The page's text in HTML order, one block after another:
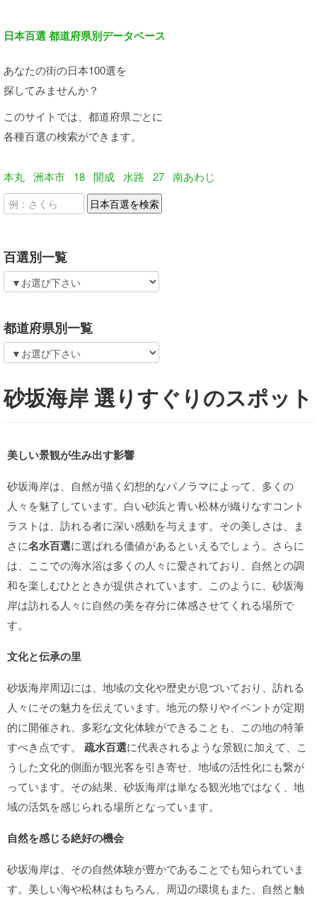
日本百選 都道府県別データベース
あなたの街の日本100選を
探してみませんか？
このサイトでは、都道府県ごとに
各種百選の検索ができます。
本丸 洲本市 18 開成 水路 27 南あわじ
百選別一覧
都道府県別一覧
砂坂海岸 選りすぐりのスポット
美しい景観が生み出す影響
砂坂海岸は、自然が描く幻想的なパノラマによって、多くの
人々を魅了しています。白い砂浜と青い松林が織りなすコント
ラストは、訪れる者に深い感動を与えます。その美しさは、ま
さに名水百選に選ばれる価値があるといえるでしょう。さらに
は、ここでの海水浴は多くの人々に愛されており、自然との調
和を楽しむひとときが提供されています。このように、砂坂海
岸は訪れる人々に自然の美を存分に体感させてくれる場所で
す。
文化と伝承の里
砂坂海岸周辺には、地域の文化や歴史が息づいており、訪れる
人々にその魅力を伝えています。地元の祭りやイベントが定期
的に開催され、多彩な文化体験ができることも、この地の特筆
すべき点です。 疏水百選に代表されるような景観に加えて、こ
うした文化的側面が観光客を引き寄せ、地域の活性化にも繋が
っています。その結果、砂坂海岸は単なる観光地ではなく、地
域の活気を感じられる場所となっています。
自然を感じる絶好の機会
砂坂海岸は、その自然体験が豊かであることでも知られていま
す。美しい海や松林はもちろん、周辺の環境もまた、自然と触